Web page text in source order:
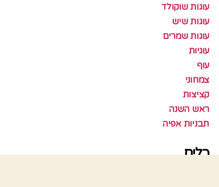
עוגות שוקולד
עוגות שיש
עוגות שמרים
עוגיות
עוף
צמחוני
קציצות
ראש השנה
תבניות אפיה
כלים